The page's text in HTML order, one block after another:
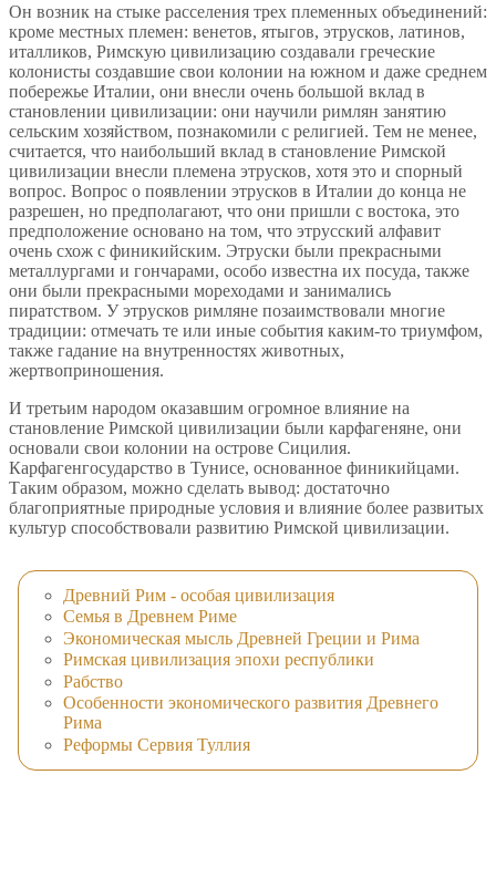
Он возник на стыке расселения трех племенных объединений:
кроме местных племен: венетов, ятыгов, этрусков, латинов,
италликов, Римскую цивилизацию создавали греческие
колонисты создавшие свои колонии на южном и даже среднем
побережье Италии, они внесли очень большой вклад в
становлении цивилизации: они научили римлян занятию
сельским хозяйством, познакомили с религией. Тем не менее,
считается, что наибольший вклад в становление Римской
цивилизации внесли племена этрусков, хотя это и спорный
вопрос. Вопрос о появлении этрусков в Италии до конца не
разрешен, но предполагают, что они пришли с востока, это
предположение основано на том, что этрусский алфавит
очень схож с финикийским. Этруски были прекрасными
металлургами и гончарами, особо известна их посуда, также
они были прекрасными мореходами и занимались
пиратством. У этрусков римляне позаимствовали многие
традиции: отмечать те или иные события каким-то триумфом,
также гадание на внутренностях животных,
жертвоприношения.
И третьим народом оказавшим огромное влияние на
становление Римской цивилизации были карфагеняне, они
основали свои колонии на острове Сицилия.
Карфагенгосударство в Тунисе, основанное финикийцами.
Таким образом, можно сделать вывод: достаточно
благоприятные природные условия и влияние более развитых
культур способствовали развитию Римской цивилизации.
Древний Рим - особая цивилизация
Семья в Древнем Риме
Экономическая мысль Древней Греции и Рима
Римская цивилизация эпохи республики
Рабство
Особенности экономического развития Древнего
Рима
Реформы Сервия Туллия